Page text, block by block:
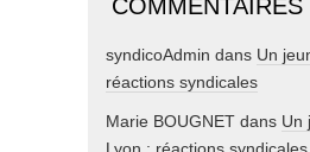
COMMENTAIRES
syndicoAdmin dans Un
réactions syndicales
Marie BOUGNET dans Un
Lyon : réactions syndicales